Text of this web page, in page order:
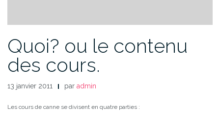
Quoi? ou le contenu
des cours.
13 janvier 2011 par admin
Les cours de canne se divisent en quatre parties :